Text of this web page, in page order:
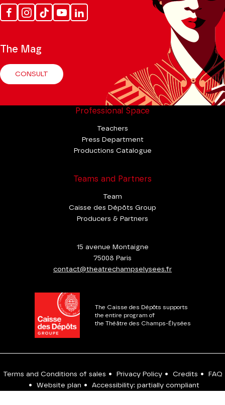
FacebookInstagram
Tik
Tok
YoutubeLinkedin
The Mag
CONSULT
Professional Space
Teachers
Press Department
Productions Catalogue
Teams and Partners
Team
Caisse des Dépôts Group
Producers & Partners
15 avenue Montaigne
75008 Paris
contact@theatrechampselysees.fr
The Caisse des Dépôts supports
the entire program of
the Théâtre des Champs-Élysées
Terms and Conditions of sales • Privacy Policy • Credits •
FAQ
•
Website plan • Accessibility: partially compliant